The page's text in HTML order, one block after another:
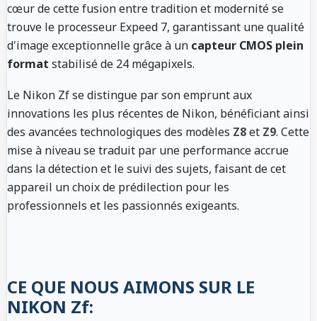
cœur de cette fusion entre tradition et modernité se
trouve le processeur Expeed 7, garantissant une qualité
d'image exceptionnelle grâce à un capteur CMOS plein
format stabilisé de 24 mégapixels.
Le Nikon Zf se distingue par son emprunt aux
innovations les plus récentes de Nikon, bénéficiant ainsi
des avancées technologiques des modèles Z8et Z9. Cette
mise à niveau se traduit par une performance accrue
dans la détection et le suivi des sujets, faisant de cet
appareil un choix de prédilection pour les
professionnels et les passionnés exigeants.
CE QUE NOUS AIMONS SUR LE
NIKON Zf: